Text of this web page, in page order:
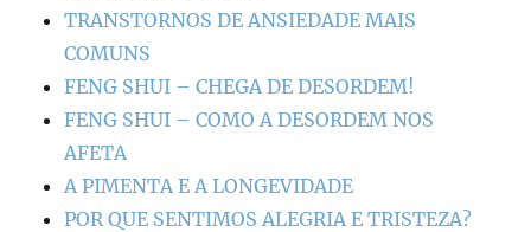
TRANSTORNOS DE ANSIEDADE MAIS
COMUNS
FENG SHUI – CHEGA DE DESORDEM!
FENG SHUI – COMO A DESORDEM NOS
AFETA
A PIMENTA E A LONGEVIDADE
POR QUE SENTIMOS ALEGRIA E TRISTEZA?